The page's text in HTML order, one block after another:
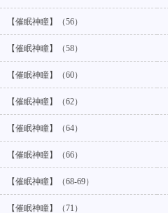
【催眠神瞳】（56）
【催眠神瞳】（58）
【催眠神瞳】（60）
【催眠神瞳】（62）
【催眠神瞳】（64）
【催眠神瞳】（66）
【催眠神瞳】（68-69）
【催眠神瞳】（71）